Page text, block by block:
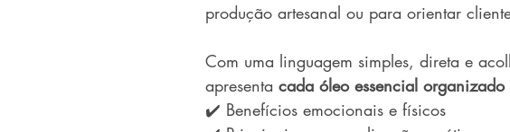
produção artesanal ou para orientar
Com uma linguagem simples, direta e
apresenta cada óleo essencial
✔️ Benefícios emocionais e físicos